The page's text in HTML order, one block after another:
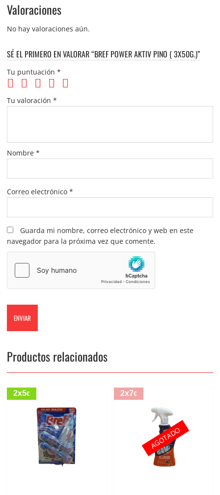
Valoraciones
No hay valoraciones aún.
SÉ EL PRIMERO EN VALORAR “BREF POWER AKTIV PINO ( 3X50G.)”
Tu puntuación *
Tu valoración *
Nombre *
Correo electrónico *
Guarda mi nombre, correo electrónico y web en este
navegador para la próxima vez que comente.
Productos relacionados
2x5€ 2x7€
AGOTADO